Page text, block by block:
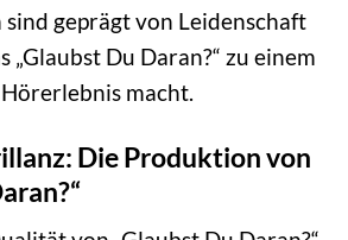
geprägt von Leidenschaft
„Glaubst Du Daran?“ zu einem
macht.
Die Produktion von